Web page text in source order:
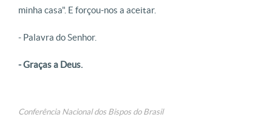
minha casa". E forçou-nos a aceitar.
- Palavra do Senhor.
- Graças a Deus.
Conferência Nacional dos Bispos do Brasil